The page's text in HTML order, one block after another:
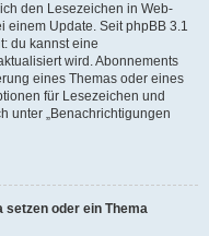
den Lesezeichen in Web-
einem Update. Seit phpBB 3.1
du kannst eine
wird. Abonnements
eines Themas oder eines
für Lesezeichen und
unter „Benachrichtigungen
setzen oder ein Thema